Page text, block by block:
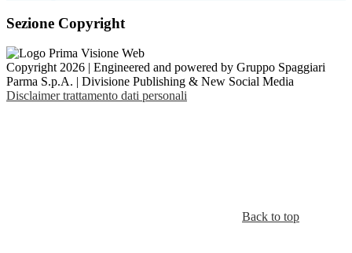
Sezione Copyright
Copyright 2026 | Engineered and powered by Gruppo Spaggiari
Parma S.p.A. | Divisione Publishing & New Social Media
Disclaimer trattamento dati personali
Back to top